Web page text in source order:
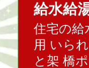
給水給
住宅の給
用 いら
と架 橋